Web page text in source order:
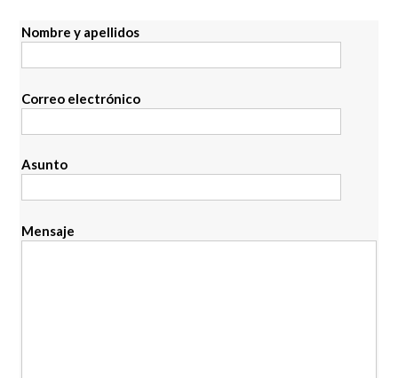
Nombre y apellidos
Correo electrónico
Asunto
Mensaje